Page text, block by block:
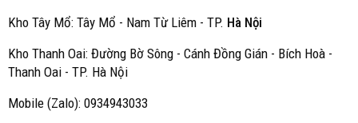
Kho Tây Mổ: Tây Mổ - Nam Từ Liêm - TP. Hà Nội
Kho Thanh Oai: Đường Bờ Sông - Cánh Đồng Gián - Bích Hoà -
Thanh Oai - TP. Hà Nội
Mobile (Zalo): 0934943033